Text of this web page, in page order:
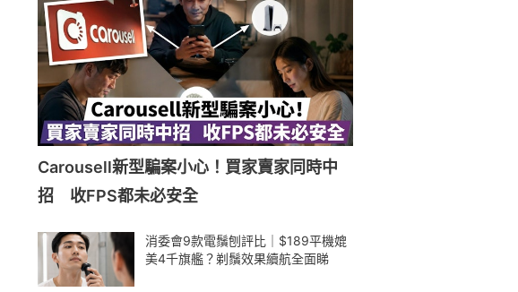
Carousell新型騙案小心！買家賣家同時中
招 收FPS都未必安全
消委會9款電鬚刨評比｜$189平機媲
美4千旗艦？剃鬚效果續航全面睇